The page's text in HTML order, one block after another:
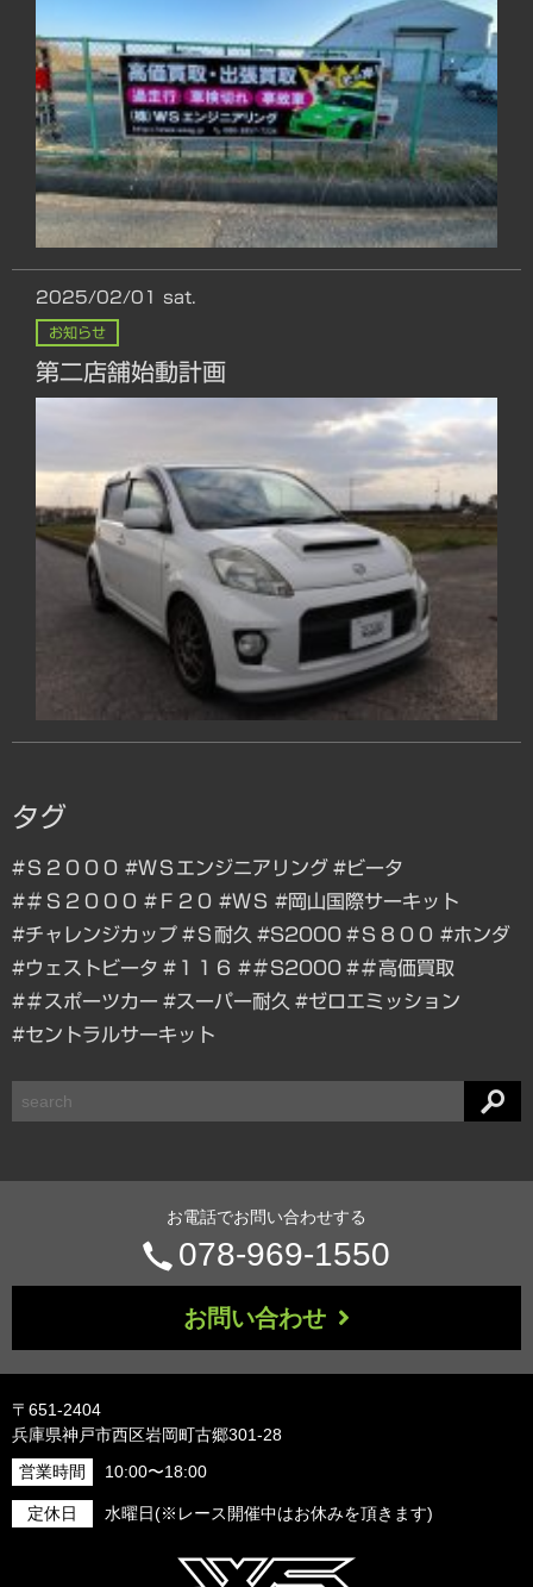
2025/02/01 sat.
お知らせ
第二店舗始動計画
タグ
#Ｓ２０００ #ＷＳエンジニアリング #ビータ
#＃Ｓ２０００ #Ｆ２０ #ＷＳ #岡山国際サーキット
#チャレンジカップ #Ｓ耐久 #S2000 #Ｓ８００ #ホンダ
#ウェストビータ #１１６ #＃S2000 #＃高価買取
#＃スポーツカー #スーパー耐久 #ゼロエミッション
#セントラルサーキット
索
お電話でお問い合わせする
電
話
番
号：
078-969-1550
お問い合わせ
〒651-2404
兵庫県神戸市西区岩岡町古郷301-28
営業時間
10:00〜18:00
定休日 水曜日(※レース開催中はお休みを頂きます)